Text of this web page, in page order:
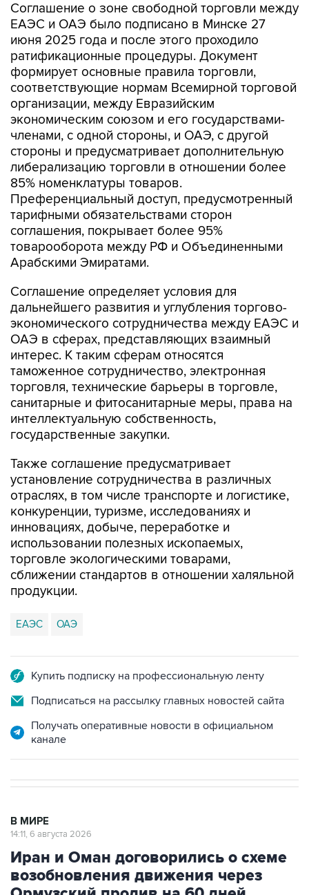
Соглашение о зоне свободной торговли между
ЕАЭС и ОАЭ было подписано в Минске 27
июня 2025 года и после этого проходило
ратификационные процедуры. Документ
формирует основные правила торговли,
соответствующие нормам Всемирной торговой
организации, между Евразийским
экономическим союзом и его государствами-
членами, с одной стороны, и ОАЭ, с другой
стороны и предусматривает дополнительную
либерализацию торговли в отношении более
85% номенклатуры товаров.
Преференциальный доступ, предусмотренный
тарифными обязательствами сторон
соглашения, покрывает более 95%
товарооборота между РФ и Объединенными
Арабскими Эмиратами.
Соглашение определяет условия для
дальнейшего развития и углубления торгово-
экономического сотрудничества между ЕАЭС и
ОАЭ в сферах, представляющих взаимный
интерес. К таким сферам относятся
таможенное сотрудничество, электронная
торговля, технические барьеры в торговле,
санитарные и фитосанитарные меры, права на
интеллектуальную собственность,
государственные закупки.
Также соглашение предусматривает
установление сотрудничества в различных
отраслях, в том числе транспорте и логистике,
конкуренции, туризме, исследованиях и
инновациях, добыче, переработке и
использовании полезных ископаемых,
торговле экологическими товарами,
сближении стандартов в отношении халяльной
продукции.
ЕАЭС ОАЭ
Купить подписку на профессиональную ленту
Подписаться на рассылку главных новостей сайта
Получать оперативные новости в официальном
канале
В МИРЕ
14:11, 6 августа 2026
Иран и Оман договорились о схеме
возобновления движения через